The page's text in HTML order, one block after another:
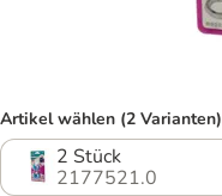
Artikel wählen (2 Varianten)
2 Stück
2177521.0